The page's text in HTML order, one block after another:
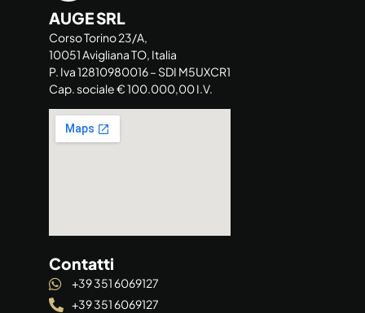
AUGE SRL
Corso Torino 23/A,
10051 Avigliana TO, Italia
P. Iva 12810980016 – SDI M5UXCR1
Cap. sociale € 100.000,00 I.V.
Contatti
+39 351 6069127
+39 351 6069127